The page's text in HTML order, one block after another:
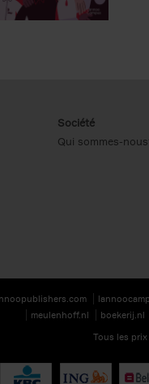
Société
Qui sommes-
meulenhoff.nl
boekerij.nl
Tous les